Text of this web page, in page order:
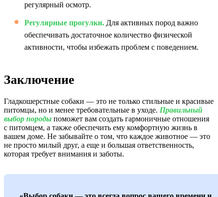
регулярный осмотр.
Регулярные прогулки. Для активных пород важно
обеспечивать достаточное количество физической
активности, чтобы избежать проблем с поведением.
Заключение
Гладкошерстные собаки — это не только стильные и красивые
питомцы, но и менее требовательные в уходе. Правильный
выбор породы поможет вам создать гармоничные отношения
с питомцем, а также обеспечить ему комфортную жизнь в
вашем доме. Не забывайте о том, что каждое животное — это
не просто милый друг, а еще и большая ответственность,
которая требует внимания и заботы.